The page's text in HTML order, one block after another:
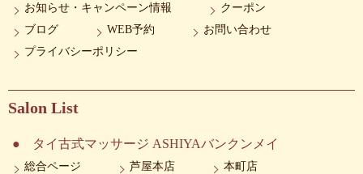
お知らせ・キャンペーン情報
クーポン
ブログ
WEB予約
お問い合わせ
プライバシーポリシー
Salon List
タイ古式マッサージ ASHIYAバンクンメイ
総合ページ 芦屋本店
本町店